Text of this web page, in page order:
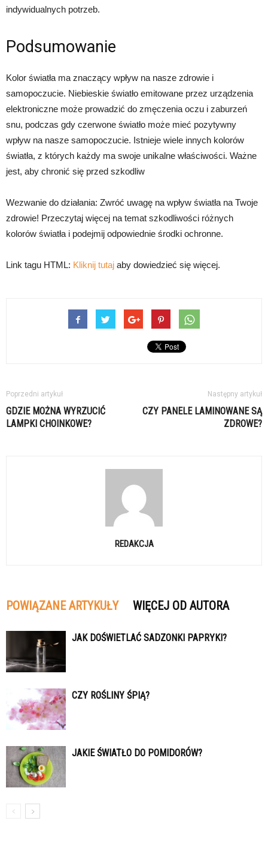
indywidualnych potrzeb.
Podsumowanie
Kolor światła ma znaczący wpływ na nasze zdrowie i
samopoczucie. Niebieskie światło emitowane przez urządzenia
elektroniczne może prowadzić do zmęczenia oczu i zaburzeń
snu, podczas gdy czerwone światło może mieć pozytywny
wpływ na nasze samopoczucie. Istnieje wiele innych kolorów
światła, z których każdy ma swoje unikalne właściwości. Ważne
jest, aby chronić się przed szkodliw
Wezwanie do działania: Zwróć uwagę na wpływ światła na Twoje
zdrowie! Przeczytaj więcej na temat szkodliwości różnych
kolorów światła i podejmij odpowiednie środki ochronne.
Link tagu HTML: Kliknij tutaj aby dowiedzieć się więcej.
Poprzedni artykuł
GDZIE MOŻNA WYRZUCIĆ
LAMPKI CHOINKOWE?
Następny artykuł
CZY PANELE LAMINOWANE SĄ
ZDROWE?
REDAKCJA
POWIĄZANE ARTYKUŁY WIĘCEJ OD AUTORA
JAK DOŚWIETLAĆ SADZONKI PAPRYKI?
CZY ROŚLINY ŚPIĄ?
JAKIE ŚWIATŁO DO POMIDORÓW?